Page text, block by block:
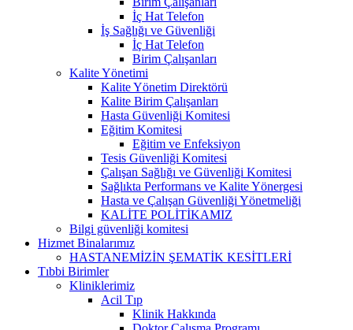
İç Hat Telefon
İş Sağlığı ve Güvenliği
İç Hat Telefon
Birim Çalışanları
Kalite Yönetimi
Kalite Yönetim Direktörü
Kalite Birim Çalışanları
Hasta Güvenliği Komitesi
Eğitim Komitesi
Eğitim ve Enfeksiyon
Tesis Güvenliği Komitesi
Çalışan Sağlığı ve Güvenliği Komitesi
Sağlıkta Performans ve Kalite Yönergesi
Hasta ve Çalışan Güvenliği Yönetmeliği
KALİTE POLİTİKAMIZ
Bilgi güvenliği komitesi
Hizmet Binalarımız
HASTANEMİZİN ŞEMATİK KESİTLERİ
Tıbbi Birimler
Kliniklerimiz
Acil Tıp
Klinik Hakkında